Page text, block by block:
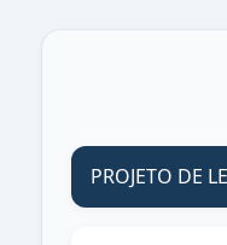
PROJETO DE